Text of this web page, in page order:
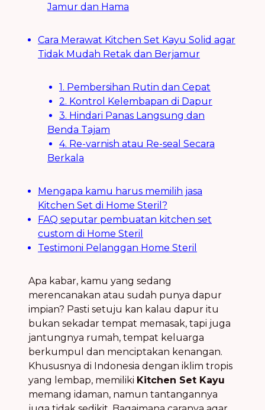
Jamur dan Hama
Cara Merawat Kitchen Set Kayu Solid agar
Tidak Mudah Retak dan Berjamur
1. Pembersihan Rutin dan Cepat
2. Kontrol Kelembapan di Dapur
3. Hindari Panas Langsung dan
Benda Tajam
4. Re-varnish atau Re-seal Secara
Berkala
Mengapa kamu harus memilih jasa
Kitchen Set di Home Steril?
FAQ seputar pembuatan kitchen set
custom di Home Steril
Testimoni Pelanggan Home Steril
Apa kabar, kamu yang sedang
merencanakan atau sudah punya dapur
impian? Pasti setuju kan kalau dapur itu
bukan sekadar tempat memasak, tapi juga
jantungnya rumah, tempat keluarga
berkumpul dan menciptakan kenangan.
Khususnya di Indonesia dengan iklim tropis
yang lembap, memiliki Kitchen Set Kayu
memang idaman, namun tantangannya